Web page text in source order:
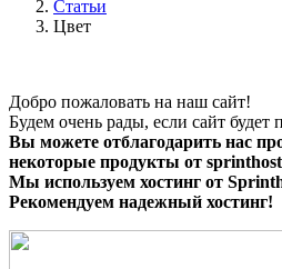
Статьи
Цвет
Добро пожаловать на наш сайт!
Будем очень рады, если сайт будет
Вы можете отблагодарить нас
некоторые продукты от
Мы используем хостинг от
Рекомендуем надежный хостинг!